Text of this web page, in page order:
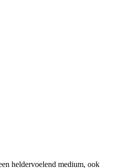
heldervoelend medium, ook